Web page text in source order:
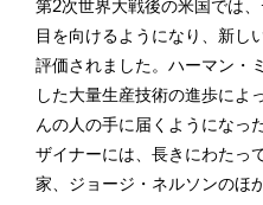
第2次世界大戦後の米国では
目を向けるようになり、新し
評価されました。ハーマン・
した大量生産技術の進歩によ
んの人の手に届くようになっ
ザイナーには、長きにわたっ
家、ジョージ・ネルソンのほ